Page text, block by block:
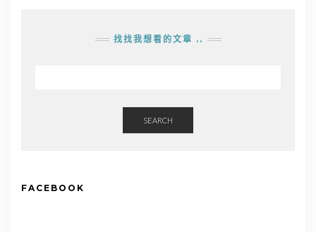
找找我想看的文章 ..
SEARCH
FACEBOOK